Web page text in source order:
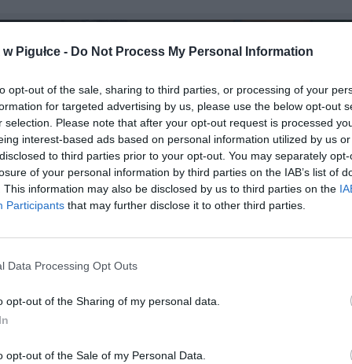
Pigułce - Do Not Process My Personal Information
opt-out of the sale, sharing to third parties, or processing of your
for targeted advertising by us, please use the below opt-out
selection. Please note that after your opt-out request is processed
interest-based ads based on personal information utilized by us
to third parties prior to your opt-out. You may separately
of your personal information by third parties on the IAB’s list of
This information may also be disclosed by us to third parties on the
Participants that may further disclose it to other third parties.
Data Processing Opt Outs
opt-out of the Sharing of my personal data.
opt-out of the Sale of my Personal Data.
kodeksu wykroczeń za naruszenie tych przepisów grozi grzywna